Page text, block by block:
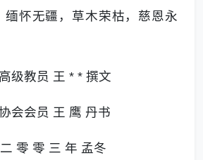
缅怀无疆，草木荣枯，慈恩永
级教员 王 * * 撰文
会会员 王 鹰 丹书
零 零 三 年 孟冬